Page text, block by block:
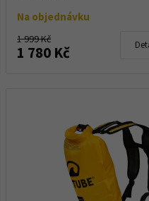
Na objednávku
1 999 Kč
1 780 Kč